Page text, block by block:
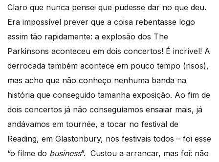
Claro que nunca pensei que pudesse dar no que deu.
Era impossível prever que a coisa rebentasse logo
assim tão rapidamente: a explosão dos The
Parkinsons aconteceu em dois concertos! É incrível! A
derrocada também acontece em pouco tempo (risos),
mas acho que não conheço nenhuma banda na
história que conseguido tamanha exposição. Ao fim de
dois concertos já não conseguíamos ensaiar mais, já
andávamos em tournée, a tocar no festival de
Reading, em Glastonbury, nos festivais todos – foi esse
“o filme do business”. Custou a arrancar, mas foi: não